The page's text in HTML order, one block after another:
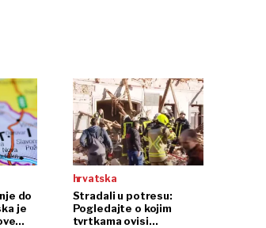
do
je
hrvatska
Stradali u potresu:
Pogledajte o kojim
tvrtkama ovisi